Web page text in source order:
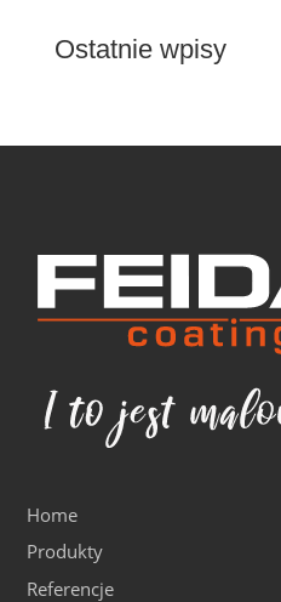
Ostatnie wpisy
Home
Produkty
Referencje